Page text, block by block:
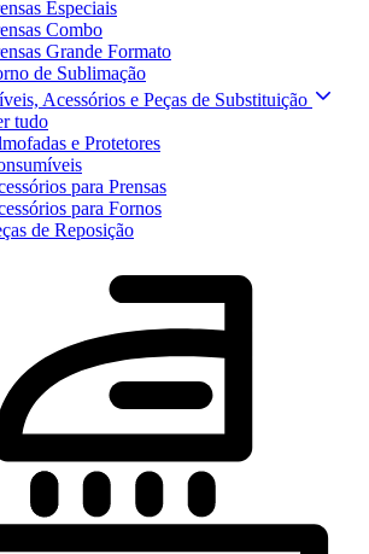
Especiais
Combo
Grande Formato
de Sublimação
Acessórios e Peças de Substituição
tudo
e Protetores
para Prensas
para Fornos
de Reposição